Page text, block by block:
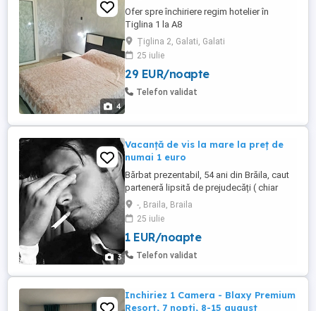
4
Ofer spre închiriere regim hotelier în
Tiglina 1 la A8
Țiglina 2, Galati, Galati
25 iulie
29 EUR/noapte
Telefon validat
3
Vacanță de vis la mare la preț de
numai 1 euro
Bărbat prezentabil, 54 ani din Brăila, caut
parteneră lipsită de prejudecăți ( chiar
prietenie platonică ) pt vacanță la mare,
sejur perioada 10-17 august, stațiunea
Venus, hotel IBYS STYLE VENUS, patru
stele. Biletul e pt două persoane.Rog
seriozitate. Relații la telefon : zero, șapte,
-, Braila, Braila
25 iulie
1 EUR/noapte
Telefon validat
Inchiriez 1 Camera - Blaxy Premium
Resort, 7 nopti, 8-15 august